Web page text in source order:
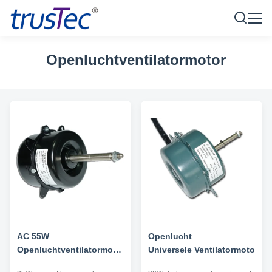
Openluchtventilatormotor
AC 55W
Openluchtventilatormotor
Openlucht
Universele Ventilatormotor